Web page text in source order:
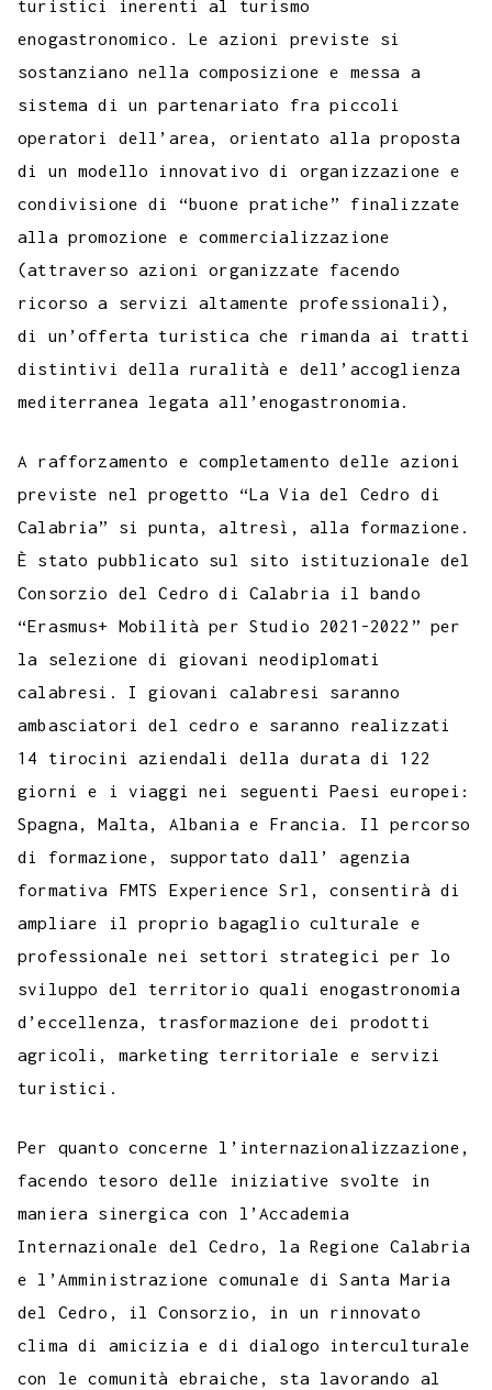
turistici inerenti al turismo
enogastronomico. Le azioni previste si
sostanziano nella composizione e messa a
sistema di un partenariato fra piccoli
operatori dell’area, orientato alla proposta
di un modello innovativo di organizzazione e
condivisione di “buone pratiche” finalizzate
alla promozione e commercializzazione
(attraverso azioni organizzate facendo
ricorso a servizi altamente professionali),
di un’offerta turistica che rimanda ai tratti
distintivi della ruralità e dell’accoglienza
mediterranea legata all’enogastronomia.
A rafforzamento e completamento delle azioni
previste nel progetto “La Via del Cedro di
Calabria” si punta, altresì, alla formazione.
È stato pubblicato sul sito istituzionale del
Consorzio del Cedro di Calabria il bando
“Erasmus+ Mobilità per Studio 2021-2022” per
la selezione di giovani neodiplomati
calabresi. I giovani calabresi saranno
ambasciatori del cedro e saranno realizzati
14 tirocini aziendali della durata di 122
giorni e i viaggi nei seguenti Paesi europei:
Spagna, Malta, Albania e Francia. Il percorso
di formazione, supportato dall’ agenzia
formativa FMTS Experience Srl, consentirà di
ampliare il proprio bagaglio culturale e
professionale nei settori strategici per lo
sviluppo del territorio quali enogastronomia
d’eccellenza, trasformazione dei prodotti
agricoli, marketing territoriale e servizi
turistici.
Per quanto concerne l’internazionalizzazione,
facendo tesoro delle iniziative svolte in
maniera sinergica con l’Accademia
Internazionale del Cedro, la Regione Calabria
e l’Amministrazione comunale di Santa Maria
del Cedro, il Consorzio, in un rinnovato
clima di amicizia e di dialogo interculturale
con le comunità ebraiche, sta lavorando al